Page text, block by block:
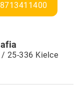
25-336 Kielce